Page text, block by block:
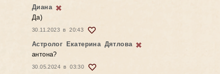
Диана
Да)
30.11.2023 в 20:43
Астролог Екатерина Дятлова
антона?
30.05.2024 в 03:30